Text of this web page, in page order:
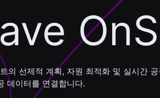
의 선제적 계획, 자원 최적화 및 실시간
데이터를 연결합니다.